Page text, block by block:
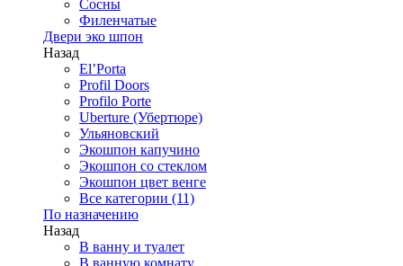
Сосны
Филенчатые
Двери эко шпон
Назад
El’Porta
Profil Doors
Profilo Porte
Uberture (Убертюре)
Ульяновский
Экошпон капучино
Экошпон со стеклом
Экошпон цвет венге
Все категории (11)
По назначению
Назад
В ванну и туалет
В ванную комнату